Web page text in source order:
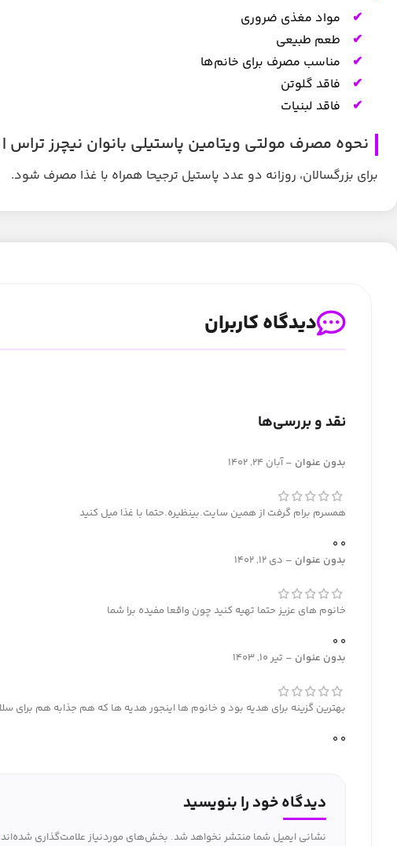
مواد مغذی ضروری
طعم طبیعی
مناسب مصرف برای خانم‌ها
فاقد گلوتن
فاقد لبنیات
نحوه مصرف مولتی ویتامین پاستیلی بانوان نیچرز تراس | PINK Multivitamin for Women 60 Gummies
برای بزرگسالان، روزانه دو عدد پاستیل ترجیحا همراه با غذا مصرف شود.
دیدگاه کاربران
نقد و بررسی‌ها
بدون عنوان – آبان 24, 1402
همسرم برام گرفت از همین سایت.بینظیره.حتما با غذا میل کنید
0
0
بدون عنوان – دی 12, 1402
خانوم های عزیز حتما تهیه کنید چون واقعا مفیده برا شما
0
0
بدون عنوان – تیر 10, 1403
بهترین گزینه برای هدیه بود و خانوم ها اینجور هدیه ها که هم جذابه هم برای
0
0
دیدگاه خود را بنویسید
نشانی ایمیل شما منتشر نخواهد شد. بخش‌های موردنیاز علامت‌گذاری شده‌اند